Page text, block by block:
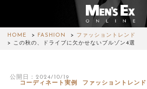
HOME FASHION
ファッショントレンド
この秋の、ドライブに欠かせないブルゾン4選
公開日：2024/10/19
コーディネート実例
ファッショントレンド
FASHION